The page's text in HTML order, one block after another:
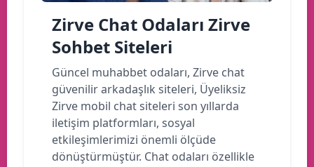
Zirve Chat Odaları Zirve
Sohbet Siteleri
Güncel muhabbet odaları, Zirve chat
güvenilir arkadaşlık siteleri, Üyeliksiz
Zirve mobil chat siteleri son yıllarda
iletişim platformları, sosyal
etkileşimlerimizi önemli ölçüde
dönüştürmüştür. Chat odaları özellikle